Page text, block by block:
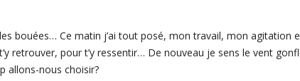
bouées… Ce matin j’ai tout posé, mon travail, mon agitation
retrouver, pour t’y ressentir… De nouveau je sens le vent
allons-nous choisir?